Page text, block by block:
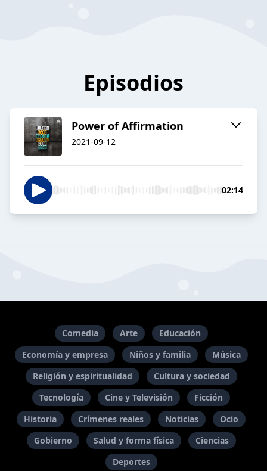
Episodios
Power of Affirmation
2021-09-12
02:14
Comedia Arte
Educación
Economía y empresa
Niños y familia
Música
Religión y espiritualidad
Cultura y sociedad
Tecnología
Cine y Televisión
Ficción
Historia
Crímenes reales Noticias
Ocio
Gobierno
Salud y forma física
Ciencias
Deportes